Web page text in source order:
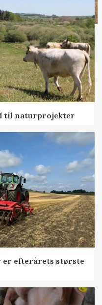
til naturprojekter
er efterårets største